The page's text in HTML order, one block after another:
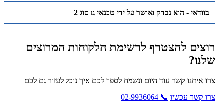
בוודאי - הוא נבדק ואושר על ידי טכנאי גז סוג 2
רוצים להצטרף לרשימת הלקוחות המרוצים
שלנו?
צרו איתנו קשר עוד היום ונשמח לספר לכם איך נוכל לעזור גם לכם
צרו קשר עכשיו 📞 02-9936064